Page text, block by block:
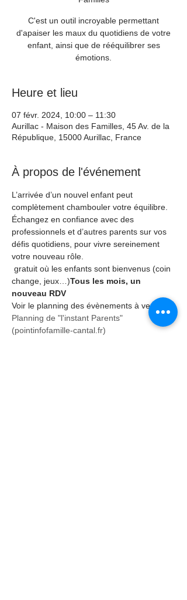
C'est un outil incroyable permettant
d'apaiser les maux du quotidiens de votre
enfant, ainsi que de rééquilibrer ses
émotions.
Heure et lieu
07 févr. 2024, 10:00 – 11:30
Aurillac - Maison des Familles, 45 Av. de la
République, 15000 Aurillac, France
À propos de l'événement
L’arrivée d’un nouvel enfant peut
complètement chambouler votre équilibre.
Échangez en confiance avec des
professionnels et d’autres parents sur vos
défis quotidiens, pour vivre sereinement
votre nouveau rôle.
change, jeux…)Tous les mois, un
nouveau RDV
Voir le planning des évènements à venir :
Planning de "l'instant Parents"
(pointinfofamille-cantal.fr)